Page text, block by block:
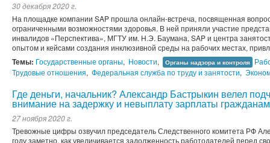
30 декабря 2020 г.
На площадке компании SAP прошла онлайн-встреча, посвященная
ограниченными возможностями здоровья. В ней приняли участие
инвалидов «Перспектива», МГТУ им. Н.Э. Баумана, SAP и центра
опытом и кейсами создания инклюзивной среды на рабочих местах,
Темы: Государственные органы, Новости, Органы надзора и контроля
Трудовые отношения, Федеральная служба по труду и занятости,
Где деньги, начальник? Александр Бастрыкин велел
внимание на задержку и невыплату зарплаты гражданам
27 ноября 2020 г.
Тревожные цифры озвучил председатель Следственного комитета РФ
году заметно, как увеличивается задолженность работодателей перед